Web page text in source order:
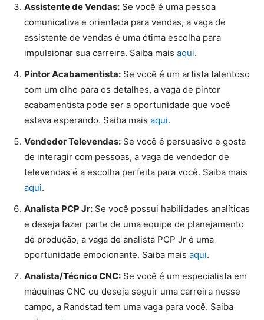
Assistente de Vendas: Se você é uma pessoa
comunicativa e orientada para vendas, a vaga de
assistente de vendas é uma ótima escolha para
impulsionar sua carreira. Saiba mais aqui.
Pintor Acabamentista: Se você é um artista talentoso
com um olho para os detalhes, a vaga de pintor
acabamentista pode ser a oportunidade que você
estava esperando. Saiba mais aqui.
Vendedor Televendas: Se você é persuasivo e gosta
de interagir com pessoas, a vaga de vendedor de
televendas é a escolha perfeita para você. Saiba mais
aqui.
Analista PCP Jr: Se você possui habilidades analíticas
e deseja fazer parte de uma equipe de planejamento
de produção, a vaga de analista PCP Jr é uma
oportunidade emocionante. Saiba mais aqui.
Analista/Técnico CNC: Se você é um especialista em
máquinas CNC ou deseja seguir uma carreira nesse
campo, a Randstad tem uma vaga para você. Saiba